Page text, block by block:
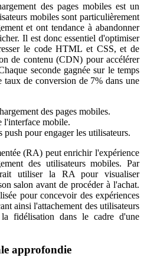
des pages mobiles est un
mobiles sont particulièrement
et ont tendance à abandonner
Il est donc essentiel d'optimiser
le code HTML et CSS, et de
de contenu (CDN) pour accélérer
seconde gagnée sur le temps
taux de conversion de 7% dans une
des pages mobiles.
l'interface mobile.
pour engager les utilisateurs.
(RA) peut enrichir l'expérience
des utilisateurs mobiles. Par
utiliser la RA pour visualiser
salon avant de procéder à l'achat.
pour concevoir des expériences
ainsi l'attachement des utilisateurs
fidélisation dans le cadre d'une
approfondie